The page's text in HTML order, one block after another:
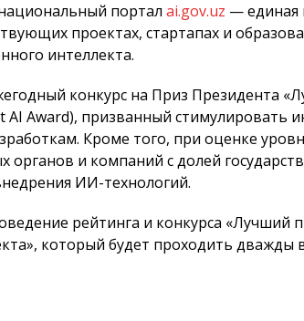
портал ai.gov.uz — единая
проектах, стартапах и
интеллекта.
конкурс на Приз Президента
AI Award), призванный стимулировать
Кроме того, при оценке
органов и компаний с долей
ИИ-технологий.
рейтинга и конкурса «Лучший
который будет проходить дважды